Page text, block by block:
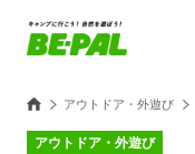
アウトドア・外遊び
アウトドア・外遊び